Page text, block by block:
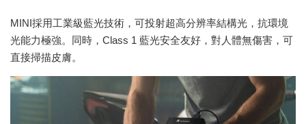
MINI採用工業級藍光技術，可投射超高分辨率結構光，抗環境
光能力極強。同時，Class 1 藍光安全友好，對人體無傷害，可
直接掃描皮膚。